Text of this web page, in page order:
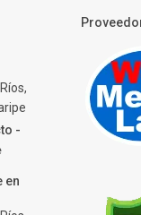
-
en